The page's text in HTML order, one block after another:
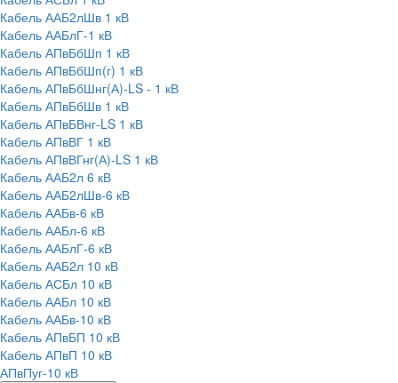
Кабель ААБ2лШв 1 кВ
Кабель ААБлГ-1 кВ
Кабель АПвБбШп 1 кВ
Кабель АПвБбШп(г) 1 кВ
Кабель АПвБбШнг(А)-LS - 1 кВ
Кабель АПвБбШв 1 кВ
Кабель АПвБВнг-LS 1 кВ
Кабель АПвВГ 1 кВ
Кабель АПвВГнг(А)-LS 1 кВ
Кабель ААБ2л 6 кВ
Кабель ААБ2лШв-6 кВ
Кабель ААБв-6 кВ
Кабель ААБл-6 кВ
Кабель ААБлГ-6 кВ
Кабель ААБ2л 10 кВ
Кабель АСБл 10 кВ
Кабель ААБл 10 кВ
Кабель ААБв-10 кВ
Кабель АПвБП 10 кВ
Кабель АПвП 10 кВ
АПвПуг-10 кВ